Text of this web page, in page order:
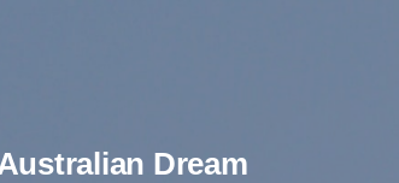
Dream